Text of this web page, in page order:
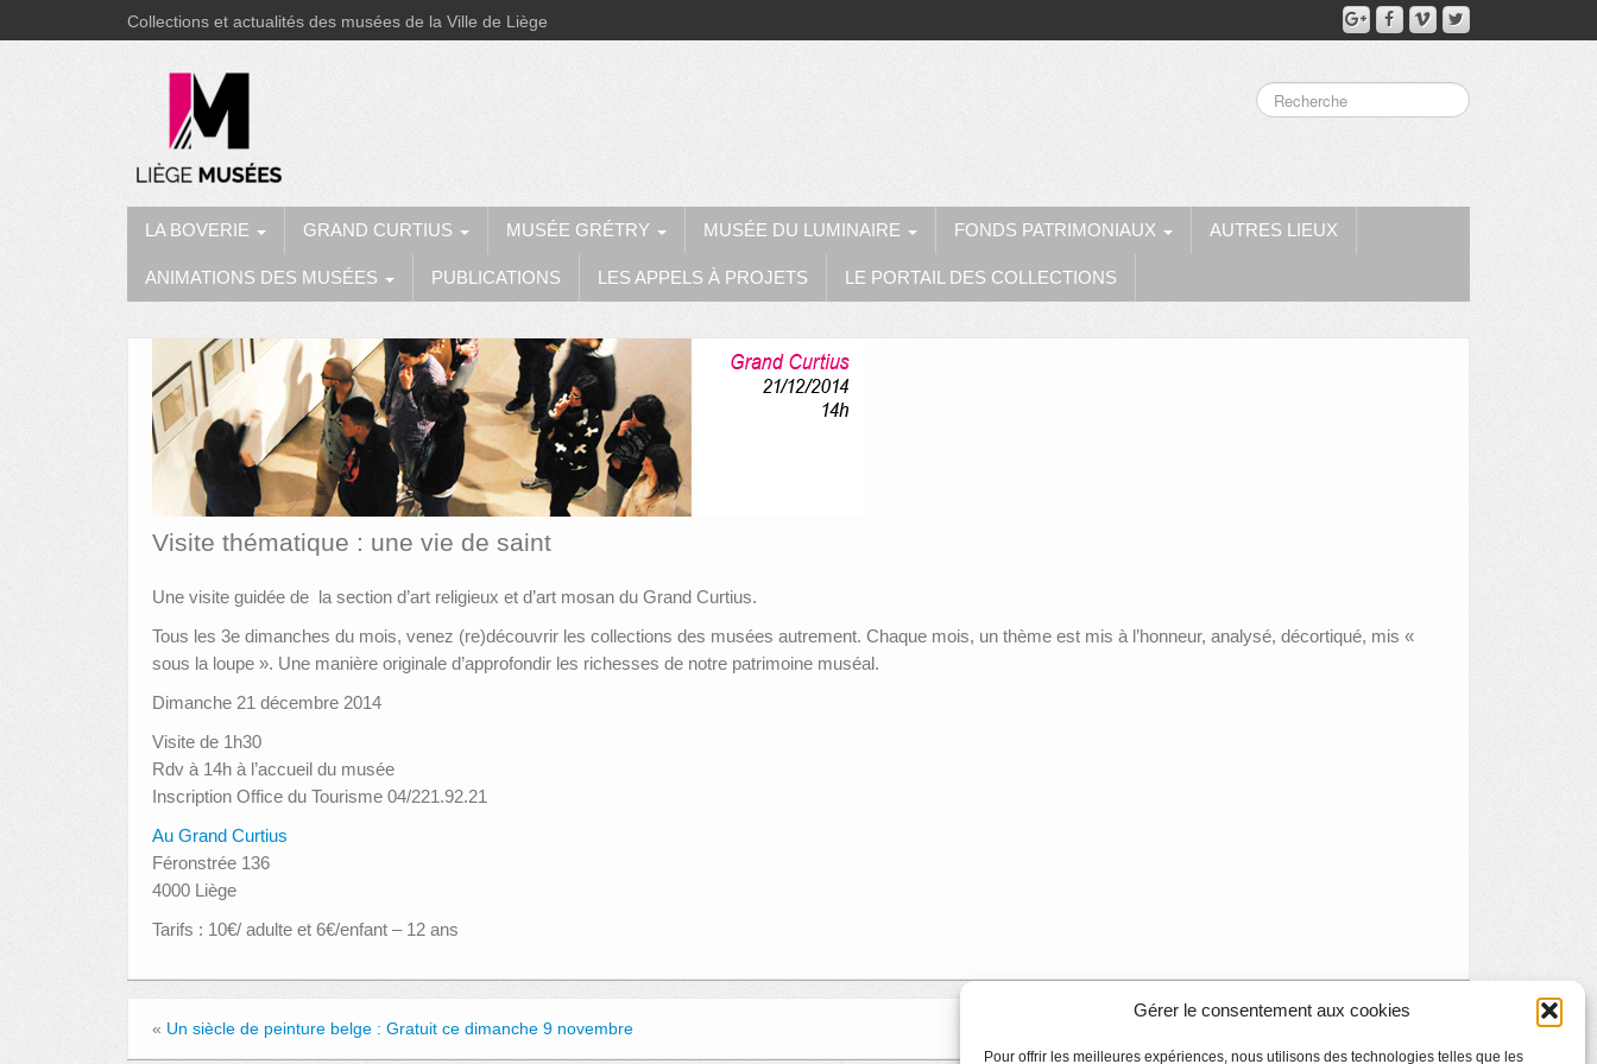
Gérer le consentement aux cookies
Pour offrir les meilleures expériences, nous utilisons des technologies telles que les
Collections et actualités des musées de la Ville de Liège
LA BOVERIE GRAND CURTIUS MUSÉE GRÉTRY MUSÉE DU LUMINAIRE FONDS PATRIMONIAUX AUTRES LIEUX
ANIMATIONS DES MUSÉES PUBLICATIONS LES APPELS À PROJETS LE PORTAIL DES COLLECTIONS
Visite thématique : une vie de saint
Une visite guidée de la section d’art religieux et d’art mosan du Grand Curtius.
Tous les 3e dimanches du mois, venez (re)découvrir les collections des musées autrement. Chaque mois, un thème est mis à l’honneur, analysé, décortiqué, mis «
sous la loupe ». Une manière originale d’approfondir les richesses de notre patrimoine muséal.
Dimanche 21 décembre 2014
Visite de 1h30
Rdv à 14h à l’accueil du musée
Inscription Office du Tourisme 04/221.92.21
Au Grand Curtius
Féronstrée 136
4000 Liège
Tarifs : 10€/ adulte et 6€/enfant – 12 ans
« Un siècle de peinture belge : Gratuit ce dimanche 9 novembre